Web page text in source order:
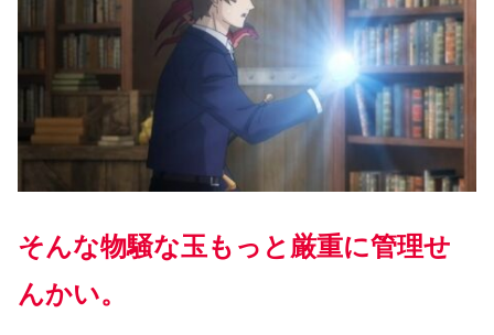
そんな物騒な玉もっと厳重に管理せ
んかい。